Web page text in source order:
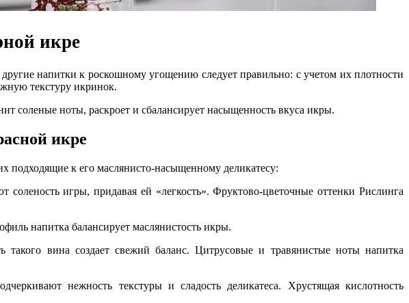
икре
напитки к роскошному угощению следует правильно: с учетом их плотности
текстуру икринок.
соленые ноты, раскроет и сбалансирует насыщенность вкуса икры.
икре
к его маслянисто-насыщенному деликатесу:
соленость игры, придавая ей «легкость». Фруктово-цветочные оттенки Рислинга
напитка балансирует маслянистость икры.
такого вина создает свежий баланс. Цитрусовые и травянистые ноты напитка
нежность текстуры и сладость деликатеса. Хрустящая кислотность